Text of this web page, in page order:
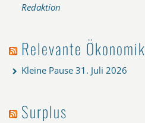
Redaktion
Relevante Ökonomik
Kleine Pause 31. Juli 2026
Surplus